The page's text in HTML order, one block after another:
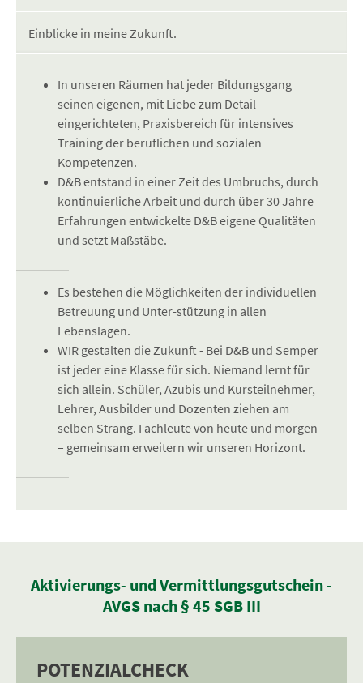
Einblicke in meine Zukunft.
In unseren Räumen hat jeder Bildungsgang
seinen eigenen, mit Liebe zum Detail
eingerichteten, Praxisbereich für intensives
Training der beruflichen und sozialen
Kompetenzen.
D&B entstand in einer Zeit des Umbruchs, durch
kontinuierliche Arbeit und durch über 30 Jahre
Erfahrungen entwickelte D&B eigene Qualitäten
und setzt Maßstäbe.
Es bestehen die Möglichkeiten der individuellen
Betreuung und Unter-stützung in allen
Lebenslagen.
WIR gestalten die Zukunft - Bei D&B und Semper
ist jeder eine Klasse für sich. Niemand lernt für
sich allein. Schüler, Azubis und Kursteilnehmer,
Lehrer, Ausbilder und Dozenten ziehen am
selben Strang. Fachleute von heute und morgen
– gemeinsam erweitern wir unseren Horizont.
Aktivierungs- und Vermittlungsgutschein -
AVGS nach § 45 SGB III
POTENZIALCHECK